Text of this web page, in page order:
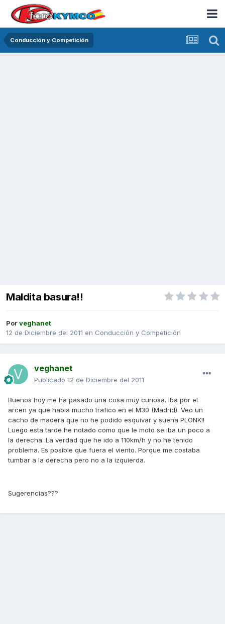
Conducción y Competición
Maldita basura!!
Porveghanet
12 de Diciembre del 2011 en Conducción y Competición
veghanet
Publicado 12 de Diciembre del 2011
Buenos hoy me ha pasado una cosa muy curiosa. Iba por el
arcen ya que habia mucho trafico en el M30 (Madrid). Veo un
cacho de madera que no he podido esquivar y suena PLONK!!
Luego esta tarde he notado como que le moto se iba un poco a
la derecha. La verdad que he ido a 110km/h y no he tenido
problema. Es posible que fuera el viento. Porque me costaba
tumbar a la derecha pero no a la izquierda.
Sugerencias???